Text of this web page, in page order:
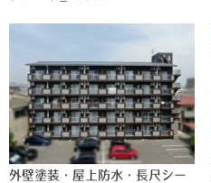
外壁塗装・屋上防水・長尺シー